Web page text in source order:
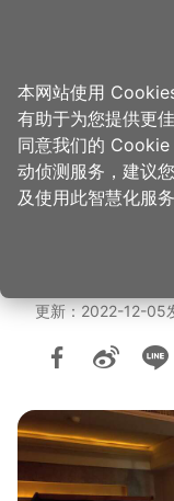
首页 > 想去的地方 > 住宿
碧云天
馆）
更新：2022-12-05
本网站使用
有助于为您提供更
同意我们的 Cookie
动侦测服务，建议
及使用此智慧化服务